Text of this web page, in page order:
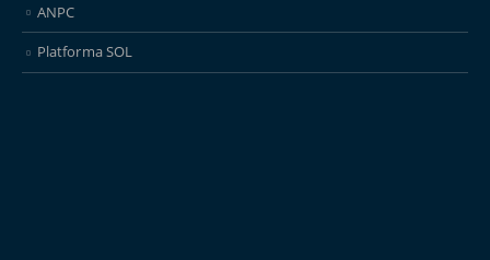
ANPC
Platforma SOL